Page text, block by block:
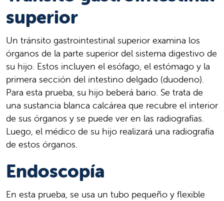
superior
Un tránsito gastrointestinal superior examina los
órganos de la parte superior del sistema digestivo de
su hijo. Estos incluyen el esófago, el estómago y la
primera sección del intestino delgado (duodeno).
Para esta prueba, su hijo beberá bario. Se trata de
una sustancia blanca calcárea que recubre el interior
de sus órganos y se puede ver en las radiografías.
Luego, el médico de su hijo realizará una radiografía
de estos órganos.
Endoscopía
En esta prueba, se usa un tubo pequeño y flexible